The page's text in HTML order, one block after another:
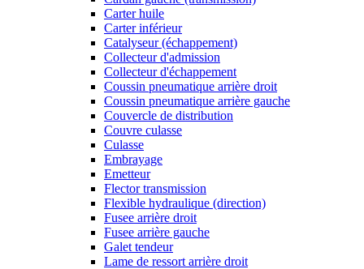
Carter huile
Carter inférieur
Catalyseur (échappement)
Collecteur d'admission
Collecteur d'échappement
Coussin pneumatique arrière droit
Coussin pneumatique arrière gauche
Couvercle de distribution
Couvre culasse
Culasse
Embrayage
Emetteur
Flector transmission
Flexible hydraulique (direction)
Fusee arrière droit
Fusee arrière gauche
Galet tendeur
Lame de ressort arrière droit